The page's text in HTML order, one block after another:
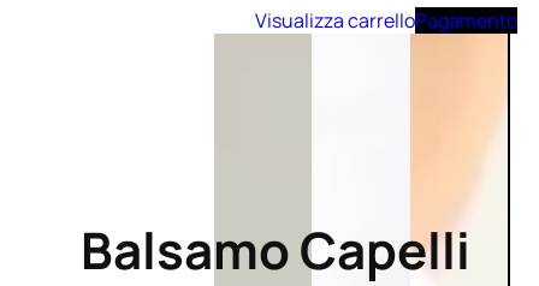
Visualizza carrelloPagamento
Balsamo Capelli